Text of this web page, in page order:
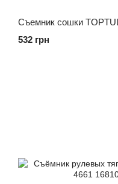
Съемник сошки
532 грн